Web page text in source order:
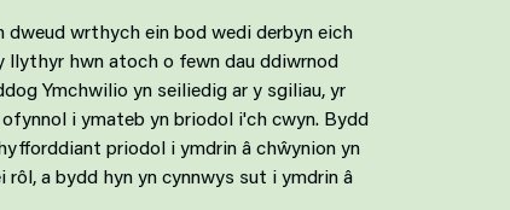
wrthych ein bod wedi derbyn eich
llythyr hwn atoch o fewn dau ddiwrnod
Ymchwilio yn seiliedig ar y sgiliau, yr
i ymateb yn briodol i'ch cwyn. Bydd
priodol i ymdrin â chŵynion yn
a bydd hyn yn cynnwys sut i ymdrin â